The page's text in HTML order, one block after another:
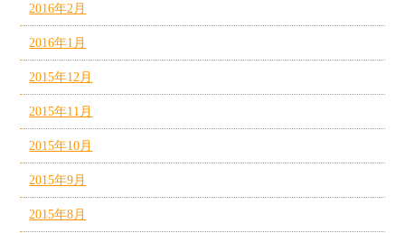
2016年2月
2016年1月
2015年12月
2015年11月
2015年10月
2015年9月
2015年8月